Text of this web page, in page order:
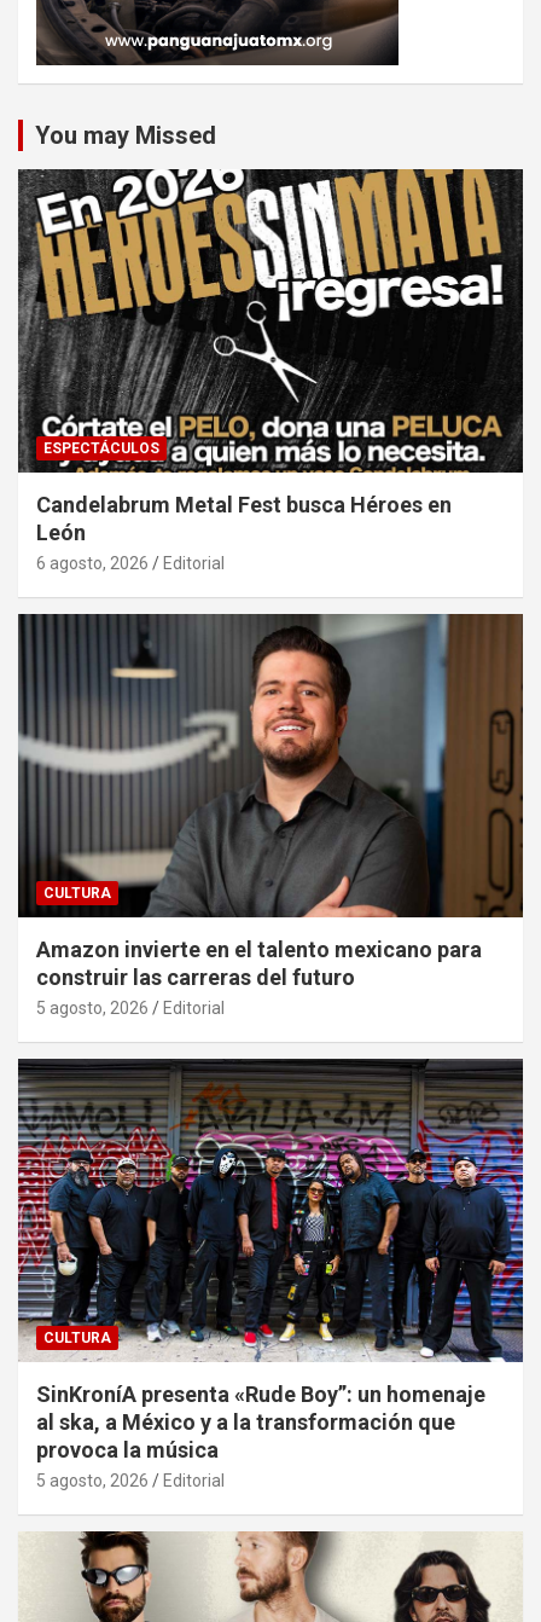
You may Missed
ESPECTÁCULOS
Candelabrum Metal Fest busca Héroes en
León
6 agosto, 2026 Editorial
CULTURA
Amazon invierte en el talento mexicano para
construir las carreras del futuro
5 agosto, 2026 Editorial
CULTURA
SinKroníA presenta «Rude Boy”: un homenaje
al ska, a México y a la transformación que
provoca la música
5 agosto, 2026 Editorial